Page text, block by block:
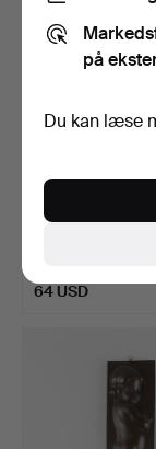
forgyldt
64 USD
på
Du kan læse